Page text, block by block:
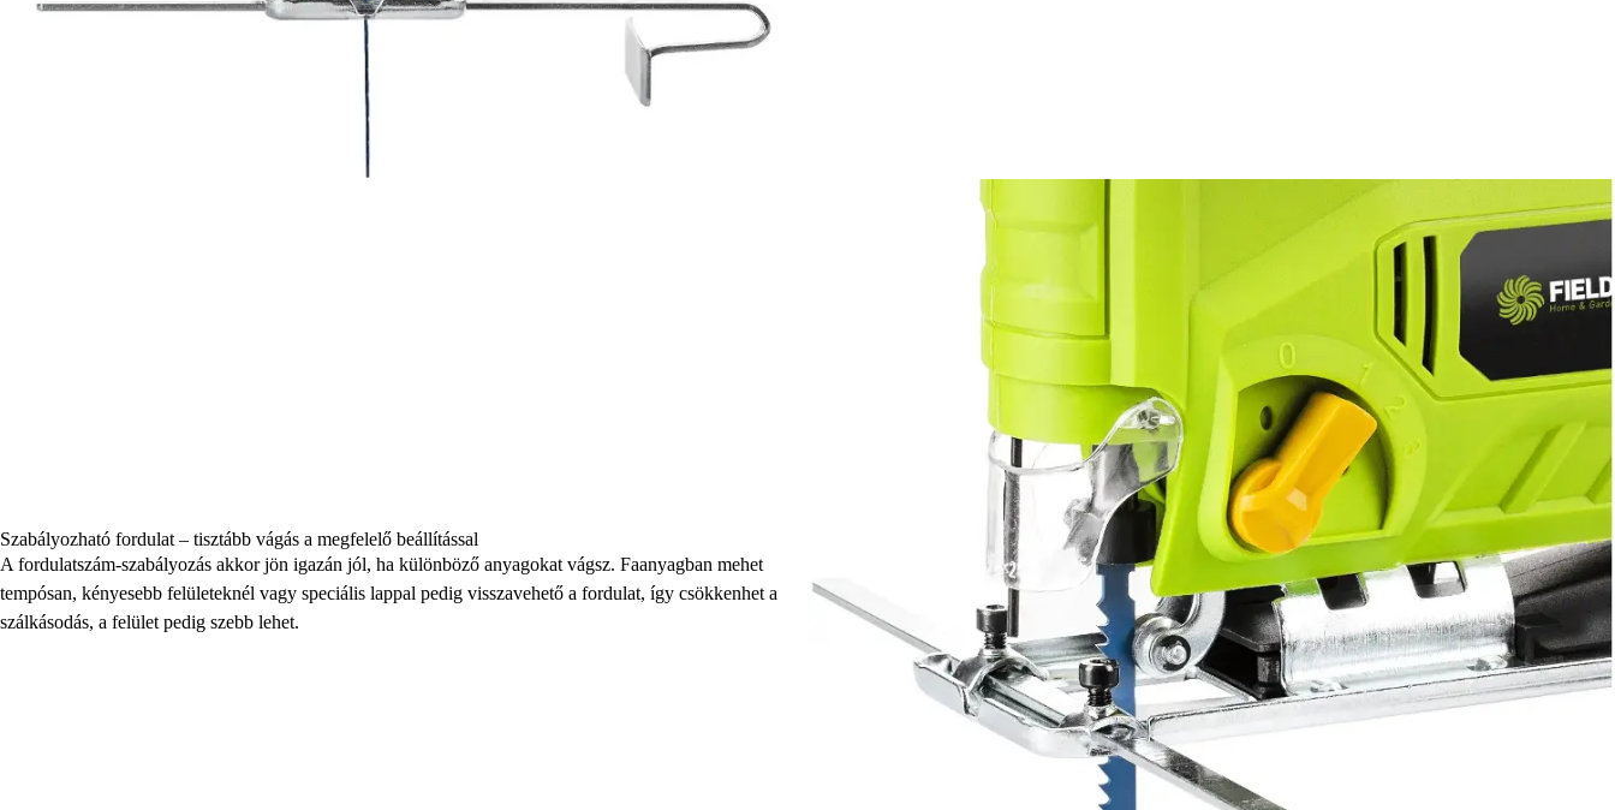
Szabályozható fordulat – tisztább vágás a megfelelő beállítással
A fordulatszám-szabályozás akkor jön igazán jól, ha különböző anyagokat vágsz. Faanyagban mehet
tempósan, kényesebb felületeknél vagy speciális lappal pedig visszavehető a fordulat, így csökkenhet a
szálkásodás, a felület pedig szebb lehet.